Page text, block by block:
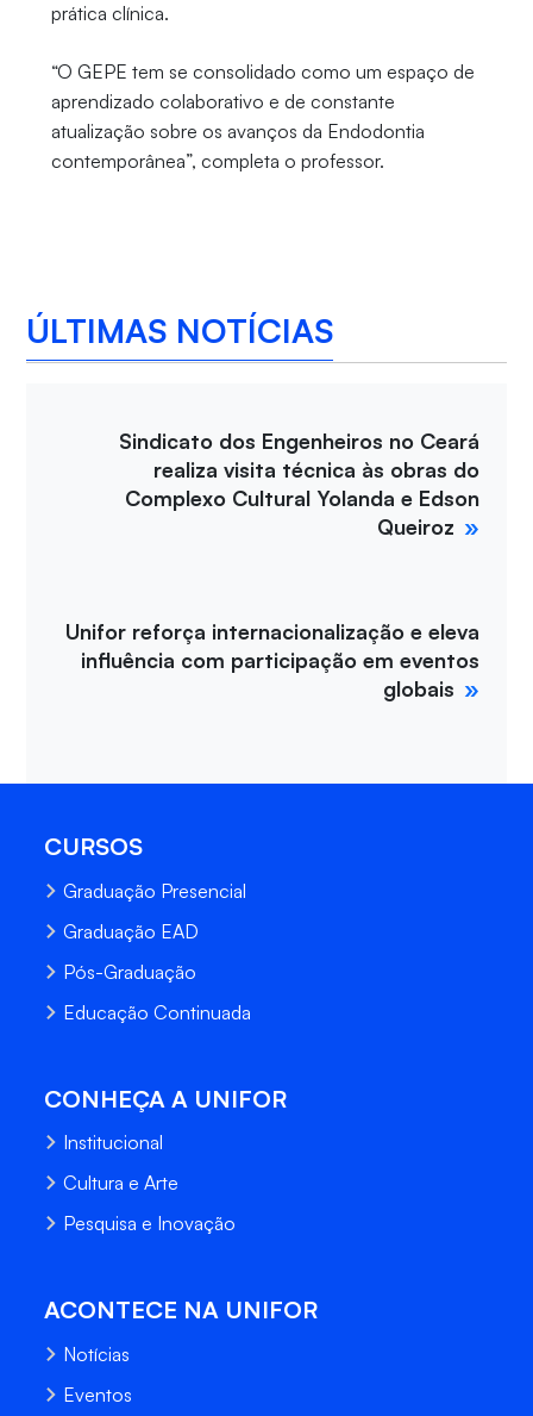
prática clínica.
“O GEPE tem se consolidado como um espaço de
aprendizado colaborativo e de constante
atualização sobre os avanços da Endodontia
contemporânea”, completa o professor.
ÚLTIMAS NOTÍCIAS
Sindicato dos Engenheiros no Ceará
realiza visita técnica às obras do
Complexo Cultural Yolanda e Edson
Queiroz
Unifor reforça internacionalização e eleva
influência com participação em eventos
globais
CURSOS
Graduação Presencial
Graduação EAD
Pós-Graduação
Educação Continuada
CONHEÇA A UNIFOR
Institucional
Cultura e Arte
Pesquisa e Inovação
ACONTECE NA UNIFOR
Notícias
Eventos